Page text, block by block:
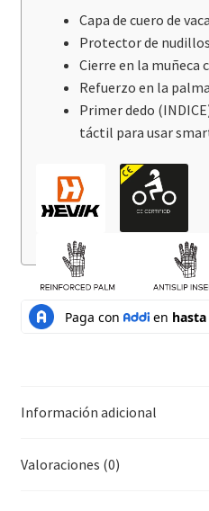
Capa de cuero de vaca
Protector de
Cierre en la muñeca
Refuerzo en la
Primer dedo
táctil para usar
Información adicional
Valoraciones (0)